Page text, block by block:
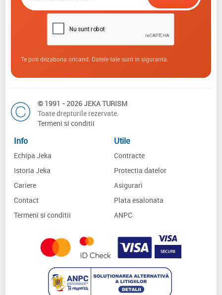
Te poti dezabona oricand. Datele tale sunt in siguranta.
© 1991 - 2026 JEKA TURISM
Toate drepturile rezervate.
Termeni si conditii
Info
Echipa Jeka
Istoria Jeka
Cariere
Contact
Termeni si conditii
Utile
Contracte
Protectia datelor
Asigurari
Plata esalonata
ANPC